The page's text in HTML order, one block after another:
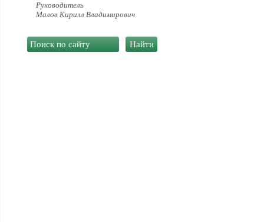
Руководитель
Малов Кирилл Владимирович